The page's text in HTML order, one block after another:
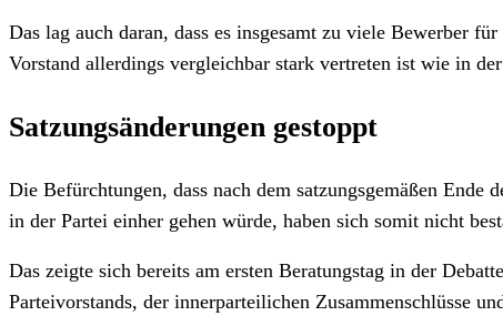
Das lag auch daran, dass es insgesamt zu viele Bewerber
Vorstand allerdings vergleichbar stark vertreten ist wie in
Satzungsänderungen gestoppt
Die Befürchtungen, dass nach dem satzungsgemäßen
in der Partei einher gehen würde, haben sich somit nicht
Das zeigte sich bereits am ersten Beratungstag in der
Parteivorstands, der innerparteilichen Zusammenschlüsse